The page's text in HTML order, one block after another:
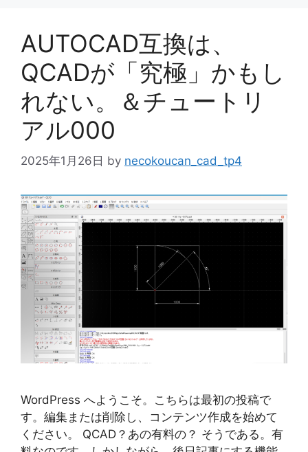
AUTOCAD互換は、
QCADが「究極」かもし
れない。＆チュートリ
アル000
2025年1月26日 by necokoucan_cad_tp4
WordPress へようこそ。こちらは最初の投稿で
す。編集または削除し、コンテンツ作成を始めて
ください。 QCAD？あの有料の？ そうである。有